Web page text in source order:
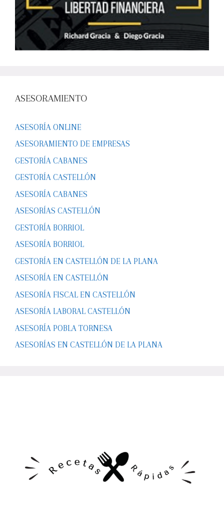
ASESORAMIENTO
ASESORÍA ONLINE
ASESORAMIENTO DE EMPRESAS
GESTORÍA CABANES
GESTORÍA CASTELLÓN
ASESORÍA CABANES
ASESORÍAS CASTELLÓN
GESTORÍA BORRIOL
ASESORÍA BORRIOL
GESTORÍA EN CASTELLÓN DE LA PLANA
ASESORÍA EN CASTELLÓN
ASESORÍA FISCAL EN CASTELLÓN
ASESORÍA LABORAL CASTELLÓN
ASESORÍA POBLA TORNESA
ASESORÍAS EN CASTELLÓN DE LA PLANA